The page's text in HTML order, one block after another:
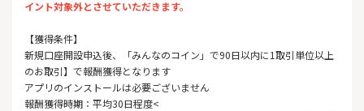
イント対象外とさせていただきます。
【獲得条件】
新規口座開設申込後、「みんなのコイン」で90日以内に1取引単位以上
のお取引】で報酬獲得となります
アプリのインストールは必要ございません
報酬獲得時期：平均30日程度<